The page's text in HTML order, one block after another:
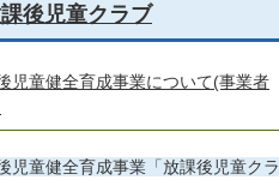
後児童クラブ
児童健全育成事業について(事業者
児童健全育成事業「放課後児童クラ